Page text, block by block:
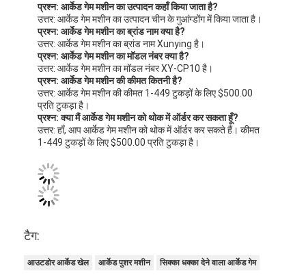
प्रश्न: आर्केड गेम मशीन का उत्पादन कहाँ किया जाता है?
उत्तर: आर्केड गेम मशीन का उत्पादन चीन के गुआंग्डोंग में किया जाता है।
प्रश्न: आर्केड गेम मशीन का ब्रांड नाम क्या है?
उत्तर: आर्केड गेम मशीन का ब्रांड नाम Xunying है।
प्रश्न: आर्केड गेम मशीन का मॉडल नंबर क्या है?
उत्तर: आर्केड गेम मशीन का मॉडल नंबर XY-CP10 है।
प्रश्न: आर्केड गेम मशीन की कीमत कितनी है?
उत्तर: आर्केड गेम मशीन की कीमत 1-449 टुकड़ों के लिए $500.00
प्रति टुकड़ा है।
प्रश्न: क्या मैं आर्केड गेम मशीन को थोक में ऑर्डर कर सकता हूँ?
उत्तर: हाँ, आप आर्केड गेम मशीन को थोक में ऑर्डर कर सकते हैं। कीमत
1-449 टुकड़ों के लिए $500.00 प्रति टुकड़ा है।
टैग:
आउटडोर आर्केड खेल आर्केड पुशर मशीन सिक्का धक्का देने वाला आर्केड गेम